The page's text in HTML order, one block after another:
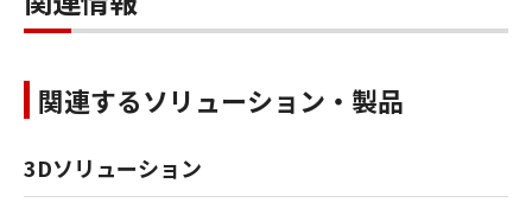
関連するソリューション・製品
3Dソリューション